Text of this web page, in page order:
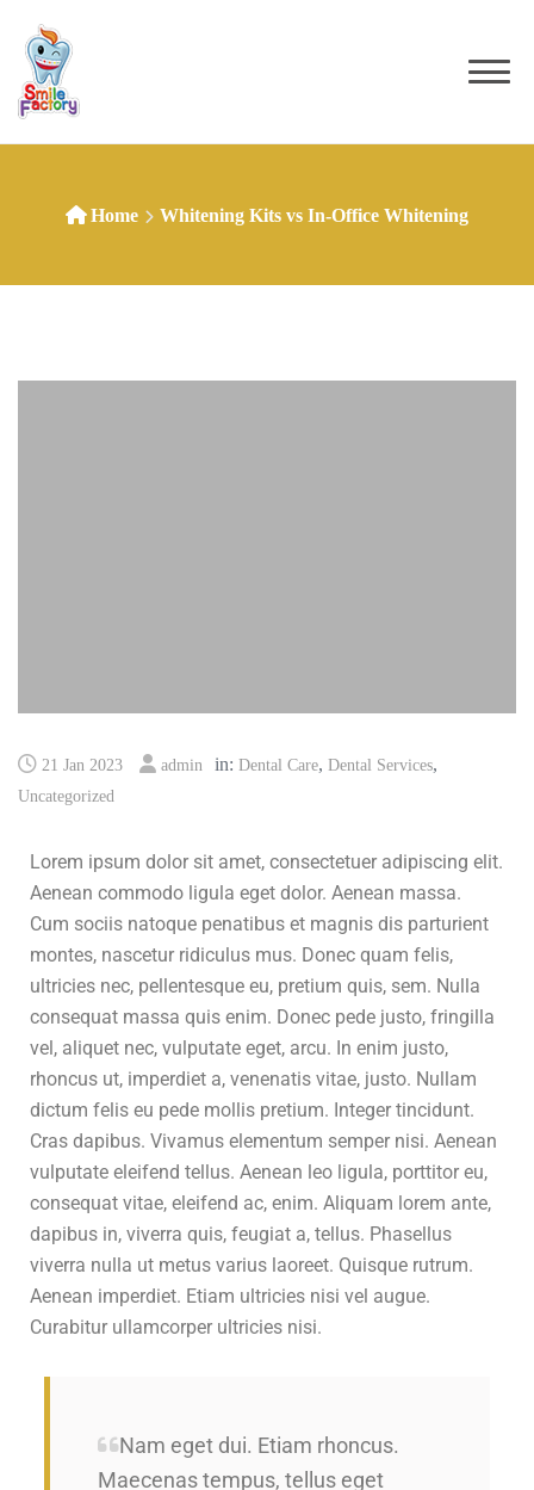
Home Whitening Kits vs In-Office Whitening
21 Jan 2023 admin in: Dental Care, Dental Services,
Uncategorized
Lorem ipsum dolor sit amet, consectetuer adipiscing elit.
Aenean commodo ligula eget dolor. Aenean massa.
Cum sociis natoque penatibus et magnis dis parturient
montes, nascetur ridiculus mus. Donec quam felis,
ultricies nec, pellentesque eu, pretium quis, sem. Nulla
consequat massa quis enim. Donec pede justo, fringilla
vel, aliquet nec, vulputate eget, arcu. In enim justo,
rhoncus ut, imperdiet a, venenatis vitae, justo. Nullam
dictum felis eu pede mollis pretium. Integer tincidunt.
Cras dapibus. Vivamus elementum semper nisi. Aenean
vulputate eleifend tellus. Aenean leo ligula, porttitor eu,
consequat vitae, eleifend ac, enim. Aliquam lorem ante,
dapibus in, viverra quis, feugiat a, tellus. Phasellus
viverra nulla ut metus varius laoreet. Quisque rutrum.
Aenean imperdiet. Etiam ultricies nisi vel augue.
Curabitur ullamcorper ultricies nisi.
Nam eget dui. Etiam rhoncus.
Maecenas tempus, tellus eget